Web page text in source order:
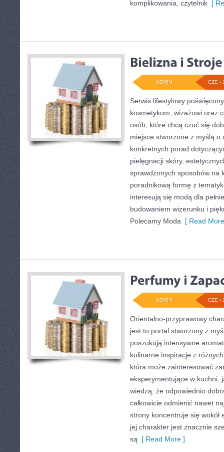
komplikowania, czytelnik [
CZE -
ADMIN
Serwis lifestylowy
kosmetykom, wizażowi oraz
osób, które chcą czuć się
miejsce stworzone z myślą o
konkretnych porad
pielęgnacji skóry,
sprawdzonych sposobów na
poradnikową formę z
interesują się modą dla
budowaniem wizerunku i
Polecamy Moda [ Read
CZE -
ADMIN
Orientalno-przyprawowy
jest to portal stworzony z
poszukują intensywne
kulinarne inspiracje z
która może zainteresować
eksperymentujące w kuchni,
wiedzą, że odpowiednio
całkowicie odmienić nawet
strony koncentruje się wokół
jej charakter jest znacznie
są [ Read More ]